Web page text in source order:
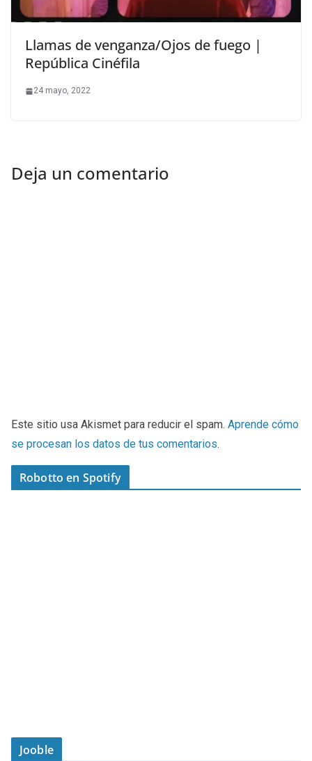
Llamas de venganza/Ojos de fuego |
República Cinéfila
24 mayo, 2022
Deja un comentario
Este sitio usa Akismet para reducir el spam. Aprende cómo
se procesan los datos de tus comentarios.
Robotto en Spotify
Jooble